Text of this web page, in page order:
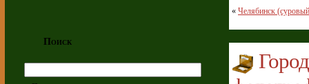
Поиск
« Челябинск